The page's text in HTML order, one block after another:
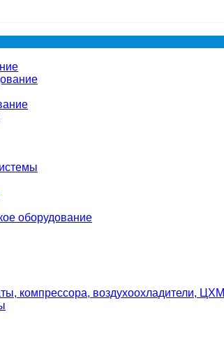
оборудование
компрессора, воздухоохладители, ЦХМ